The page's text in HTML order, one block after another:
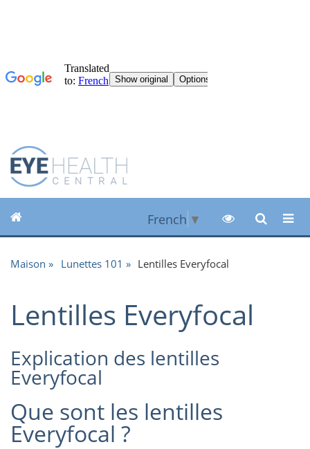
French ▼
Maison Lunettes 101 Lentilles Everyfocal
Lentilles Everyfocal
Explication des lentilles
Everyfocal
Que sont les lentilles
Everyfocal ?